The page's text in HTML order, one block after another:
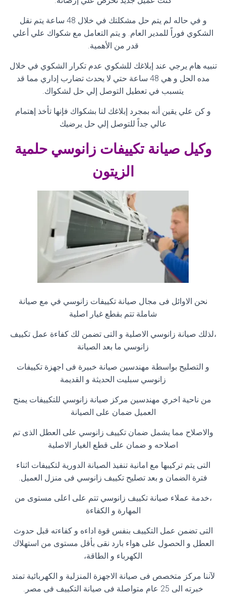
و في حاله لم يتم حل مشكلتك في خلال 48 ساعة يتم نقل
الشكوي فوراً للمدير العام. و يتم التعامل مع شكواك علي أعلي
قدر من الأهمية.
تنبيه هام يرجي عند إبلاغك للشكوي عدم تكرار الشكوي في خلال
مده الحل و هي 48 ساعة حتي لا يحدث تضارب إداري مما قد
يتسبب في تعطيل التوصل إلي حل لشكواك.
و كن علي يقين أنه بمجرد إبلاغك لنا بشكواك فإنها تأخذ إهتمام
عالي جداً للتوصل إلي حل يرضيك
وكيل صيانة تكييفات زانوسي حلمية
الزيتون
نحن الاوائل فى مجال صيانة تكييفات زانوسي في مع صيانة
شاملة تتم بقطع غيار اصلية
،لذلك صيانة زانوسي الاصلية و التى تضمن لك كفاءة عمل تكييف
زانوسي ما بعد الصيانة
و التصليح بواسطة مهندسين صيانة خبيرة فى اجهزة تكييفات
زانوسي سبليت الحديثة و القديمة
من ناحية اخري مهندسين مركز صيانة زانوسي للتكييفات يمنح
العميل ضمان على الصيانة
والاصلاح مما يشمل ضمان تكييف زانوسي على العطل الذى تم
اصلاحه و ضمان على قطع الغيار الاصلية
التى يتم تركيبها مع امانية تنفيذ الصيانة الدورية لتكييفات اثناء
فترة الضمان و بعد تصليح تكييف زانوسي فى منزل العميل.
،خدمة عملاء صيانة تكييف زانوسي تتم على اعلى مستوى من
المهارة و الكفاءة
التى تضمن عمل التكييف بنفس قوة اداءه و كفاءته قبل حدوث
العطل و الحصول على هواء بارد نقى بأقل مستوى من استهلاك
الكهرباء و الطاقة،
لآننا مركز متخصص فى صيانة الاجهزة المنزلية و الكهربائية تمتد
خبرته الى 25 عام متواصلة فى صيانة التكييف فى مصر
.